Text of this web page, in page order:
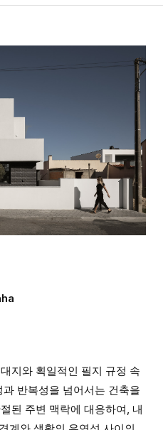
지와 획일적인 필지 규정 속
반복성을 넘어서는 건축을
된 주변 맥락에 대응하여, 내